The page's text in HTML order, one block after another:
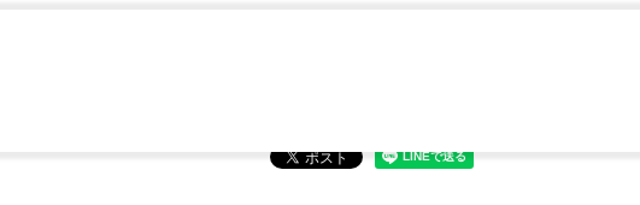
について